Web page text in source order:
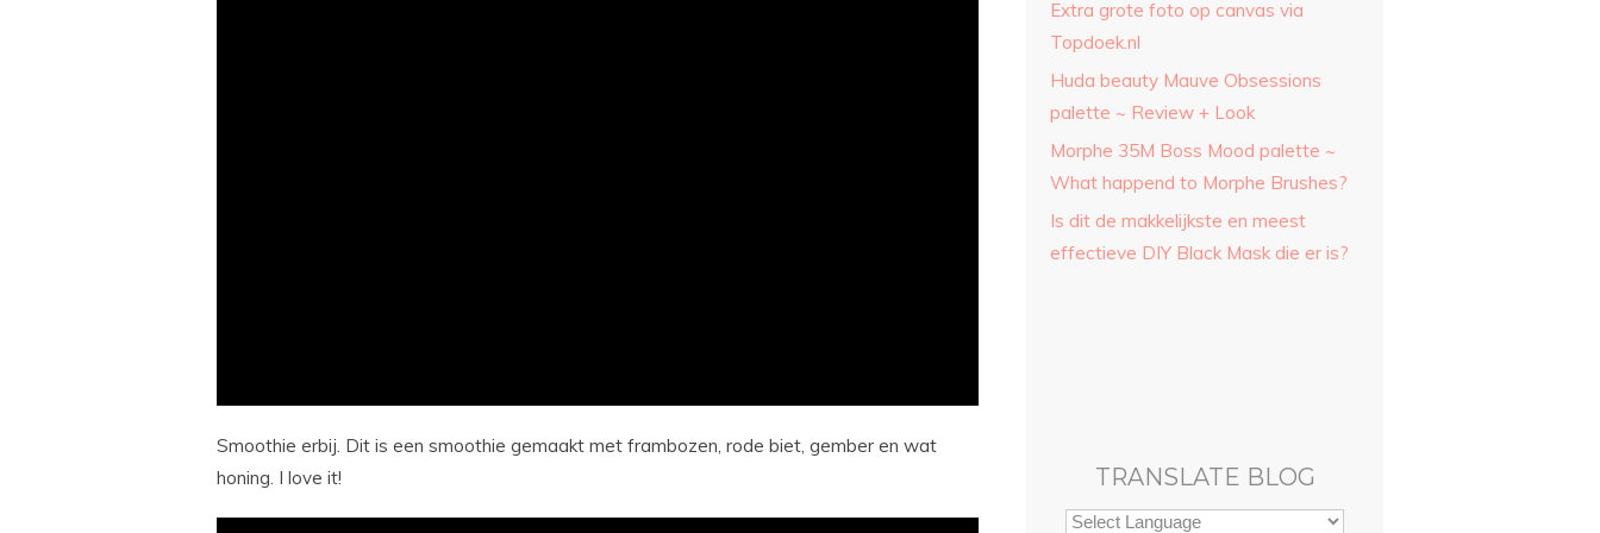
Smoothie erbij. Dit is een smoothie gemaakt met frambozen, rode biet, gember en wat
honing. I love it!
Extra grote foto op canvas via
Topdoek.nl
Huda beauty Mauve Obsessions
palette ~ Review + Look
Morphe 35M Boss Mood palette ~
What happend to Morphe Brushes?
Is dit de makkelijkste en meest
effectieve DIY Black Mask die er is?
TRANSLATE BLOG